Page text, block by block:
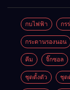
กบไฟฟ้า กร
กระดานรองนอน
คีม จิ๊กซอล
ชุดตั้งตัว ชุด